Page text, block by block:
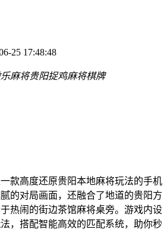
25 17:48:48
麻将贵阳捉鸡麻将棋牌
款高度还原贵阳本地麻将玩法的手机
的对局画面，还融合了地道的贵阳方
热闹的街边茶馆麻将桌旁。游戏内设
，搭配智能高效的匹配系统，助你秒